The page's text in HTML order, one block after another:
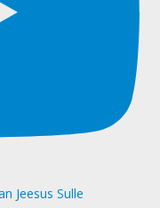
Jeesus Sulle